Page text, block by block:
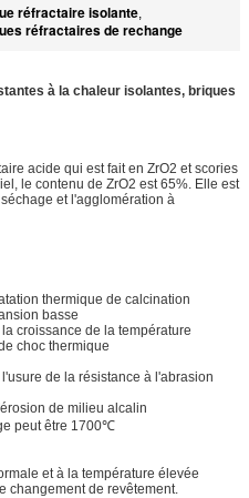
réfractaire isolante,
réfractaires de rechange
à la chaleur isolantes, briques
acide qui est fait en ZrO2 et scories
le contenu de ZrO2 est 65%. Elle est
et l'agglomération à
thermique de calcination
basse
croissance de la température
choc thermique
de la résistance à l'abrasion
de milieu alcalin
peut être 1700℃
et à la température élevée
changement de revêtement.